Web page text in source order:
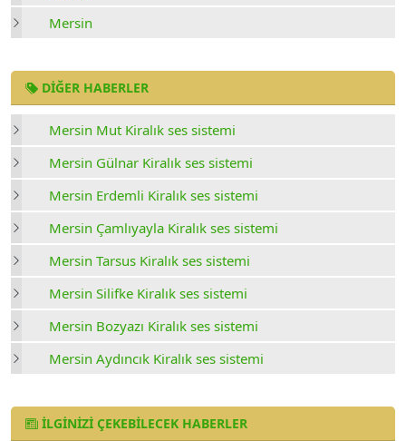
Mersin
DIĞER HABERLER
Mersin Mut Kiralık ses sistemi
Mersin Gülnar Kiralık ses sistemi
Mersin Erdemli Kiralık ses sistemi
Mersin Çamlıyayla Kiralık ses sistemi
Mersin Tarsus Kiralık ses sistemi
Mersin Silifke Kiralık ses sistemi
Mersin Bozyazı Kiralık ses sistemi
Mersin Aydıncık Kiralık ses sistemi
İLGINIZI ÇEKEBILECEK HABERLER